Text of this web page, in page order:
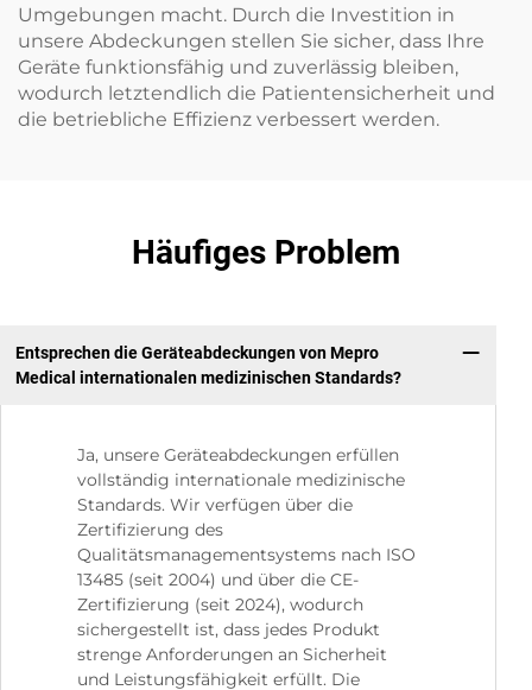
Umgebungen macht. Durch die Investition in
unsere Abdeckungen stellen Sie sicher, dass Ihre
Geräte funktionsfähig und zuverlässig bleiben,
wodurch letztendlich die Patientensicherheit und
die betriebliche Effizienz verbessert werden.
Häufiges Problem
Entsprechen die Geräteabdeckungen von Mepro
Medical internationalen medizinischen Standards?
Ja, unsere Geräteabdeckungen erfüllen
vollständig internationale medizinische
Standards. Wir verfügen über die
Zertifizierung des
Qualitätsmanagementsystems nach ISO
13485 (seit 2004) und über die CE-
Zertifizierung (seit 2024), wodurch
sichergestellt ist, dass jedes Produkt
strenge Anforderungen an Sicherheit
und Leistungsfähigkeit erfüllt. Die